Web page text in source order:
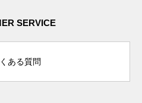
SERVICE
ある質問